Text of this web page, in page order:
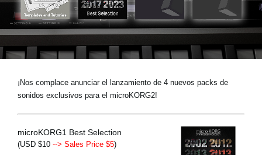
Noticias
Ubicación
Acerca de KORG
¡Nos complace anunciar el lanzamiento de 4 nuevos packs de
sonidos exclusivos para el microKORG2!
microKORG1 Best Selection
(USD $10 --> Sales Price $5)